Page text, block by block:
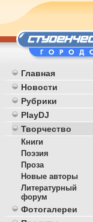
Главная
Новости
Рубрики
PlayDJ
Творчество
Книги
Поэзия
Проза
Новые авторы
Литературный
форум
Фотогалереи